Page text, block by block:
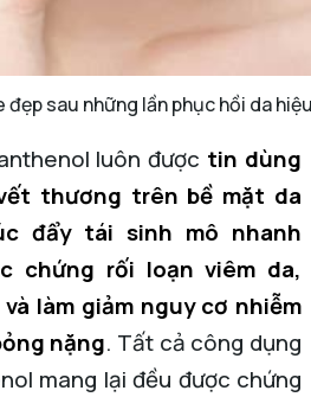
đẹp sau những lần phục hồi da
luôn được tin dùng
thương trên bề mặt da
đẩy tái sinh mô nhanh
chứng rối loạn viêm da,
làm giảm nguy cơ nhiễm
nặng. Tất cả công dụng
mang lại đều được chứng